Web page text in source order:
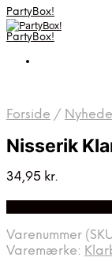
PartyBox!
PartyBox!
Forside /
Nisserik
34,95 kr.
Varenummer
Varemærke: